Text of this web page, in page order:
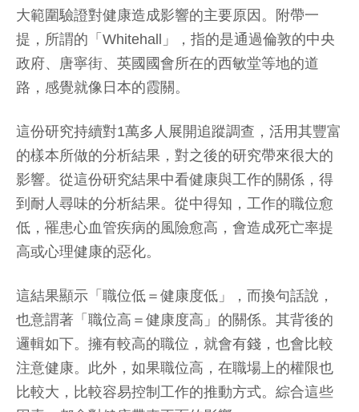
大範圍驗證對健康造成影響的主要原因。附帶一
提，所謂的「Whitehall」，指的是通過倫敦的中央
政府、唐寧街、英國國會所在的西敏堂等地的道
路，感覺就像日本的霞關。
這份研究持續對1萬多人展開追蹤調查，活用其豐富
的樣本所做的分析結果，對之後的研究帶來很大的
影響。從這份研究結果中看健康與工作的關係，得
到耐人尋味的分析結果。從中得知，工作的職位愈
低，罹患心血管疾病的風險愈高，會造成死亡率提
高或心理健康的惡化。
這結果顯示「職位低＝健康度低」，而換句話說，
也意謂著「職位高＝健康度高」的關係。其背後的
邏輯如下。擁有較高的職位，就會有錢，也會比較
注意健康。此外，如果職位高，在職場上的權限也
比較大，比較容易控制工作的推動方式。綜合這些